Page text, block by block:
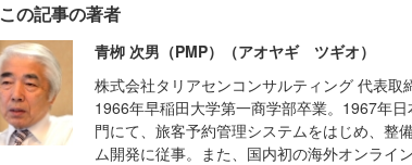
この記事の著者
青栁 次男（PMP）（アオヤギ ツギオ）
株式会社タリアセンコンサルティング 代表取
1966年早稲田大学第一商学部卒業。1967年
門にて、旅客予約管理システムをはじめ、整
ム開発に従事。また、国内初の海外オンライ